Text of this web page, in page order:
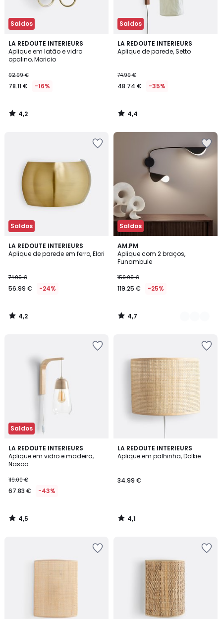
Saldos
LA REDOUTE INTERIEURS
Aplique em latão e vidro
opalino, Moricio
92.99 €
78.11 € -16%
4,2
/ 5
4,2
/
Saldos
LA REDOUTE INTERIEURS
Aplique de parede, Setto
74.99 €
48.74 € -35%
4,4
/ 5
4,4
/
Saldos
LA REDOUTE INTERIEURS
Aplique de parede em ferro, Elori
74.99 €
56.99 € -24%
4,2
/ 5
4,2
/
Saldos
AM.PM
Aplique com 2 braços,
Funambule
159.00 €
119.25 € -25%
4,7
/ 5
2
Cores
4,7
/
Saldos
LA REDOUTE INTERIEURS
Aplique em vidro e madeira,
Nasoa
119.00 €
67.83 € -43%
4,5
/ 5
4,5
/
LA REDOUTE INTERIEURS
Aplique em palhinha, Dolkie
34.99 €
4,1
/ 5
4,1
/